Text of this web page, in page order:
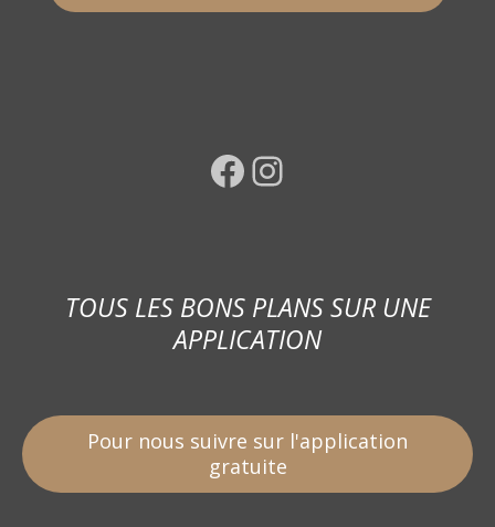
Facebook Instagram
TOUS LES BONS PLANS SUR UNE
APPLICATION
Pour nous suivre sur l'application
gratuite